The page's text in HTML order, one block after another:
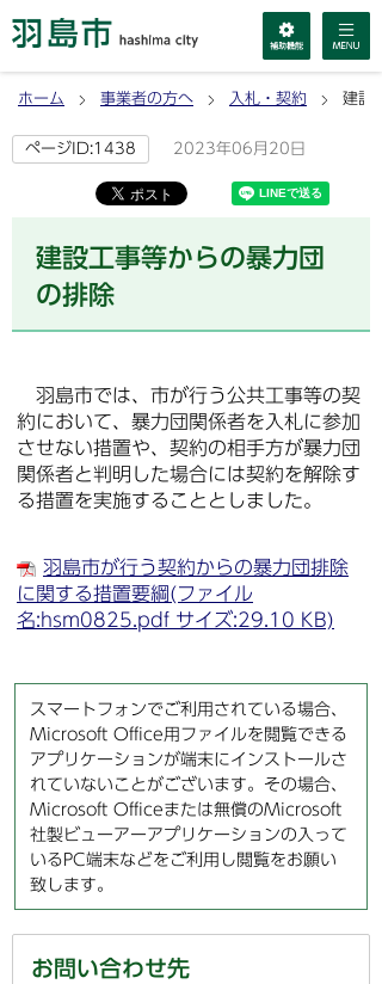
ホーム 事業者の方へ 入札・契約 建設
ページID:1438 2023年06月20日
建設工事等からの暴力団
の排除
羽島市では、市が行う公共工事等の契
約において、暴力団関係者を入札に参加
させない措置や、契約の相手方が暴力団
関係者と判明した場合には契約を解除す
る措置を実施することとしました。
羽島市が行う契約からの暴力団排除
に関する措置要綱(ファイル
名:hsm0825.pdf サイズ:29.10 KB)
スマートフォンでご利用されている場合、
Microsoft Office用ファイルを閲覧できる
アプリケーションが端末にインストールさ
れていないことがございます。その場合、
Microsoft Officeまたは無償のMicrosoft
社製ビューアーアプリケーションの入って
いるPC端末などをご利用し閲覧をお願い
致します。
お問い合わせ先